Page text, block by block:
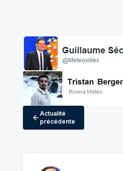
Actualité
précédente